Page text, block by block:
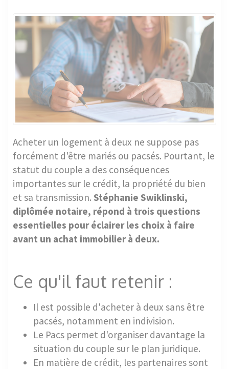
Acheter un logement à deux ne suppose pas
forcément d'être mariés ou pacsés. Pourtant, le
statut du couple a des conséquences
importantes sur le crédit, la propriété du bien
et sa transmission. Stéphanie Swiklinski,
diplômée notaire, répond à trois questions
essentielles pour éclairer les choix à faire
avant un achat immobilier à deux.
Ce qu'il faut retenir :
Il est possible d'acheter à deux sans être
pacsés, notamment en indivision.
Le Pacs permet d'organiser davantage la
situation du couple sur le plan juridique.
En matière de crédit, les partenaires sont